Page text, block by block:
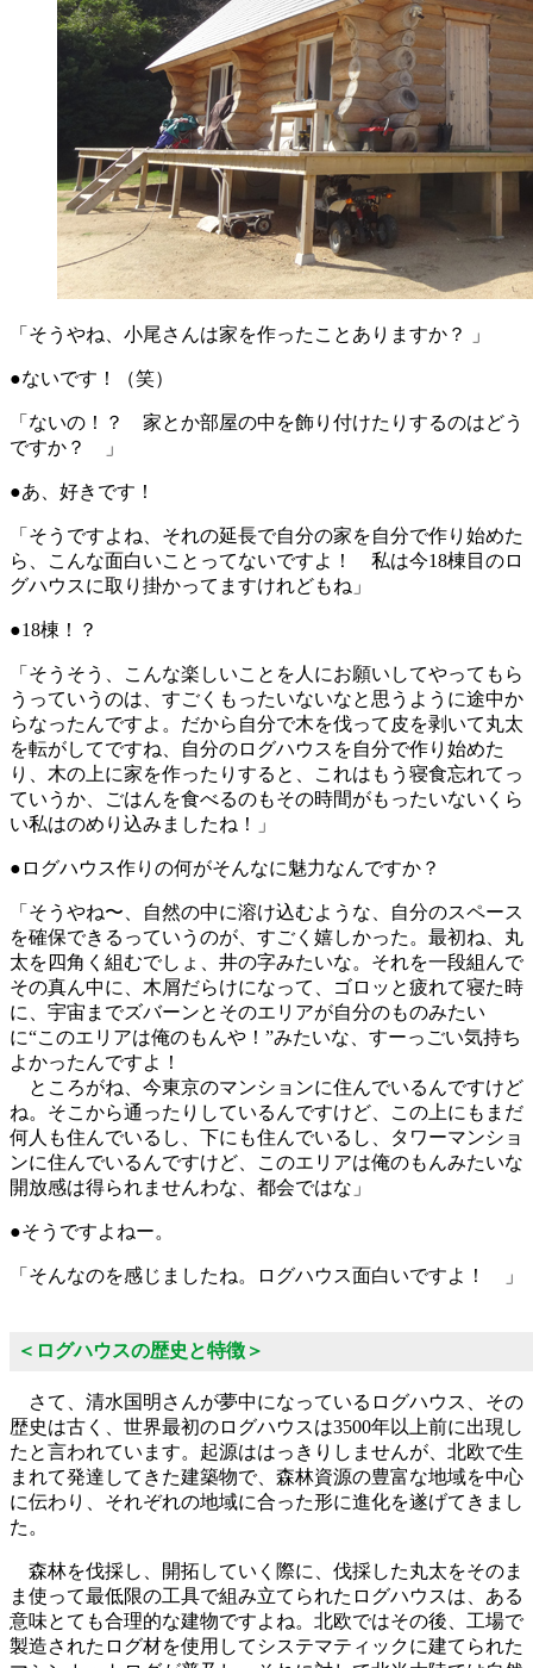
「そうやね、小尾さんは家を作ったことありますか？ 」
●ないです！（笑）
「ないの！？ 家とか部屋の中を飾り付けたりするのはどう
ですか？ 」
●あ、好きです！
「そうですよね、それの延長で自分の家を自分で作り始めた
ら、こんな面白いことってないですよ！ 私は今18棟目のロ
グハウスに取り掛かってますけれどもね」
●18棟！？
「そうそう、こんな楽しいことを人にお願いしてやってもら
うっていうのは、すごくもったいないなと思うように途中か
らなったんですよ。だから自分で木を伐って皮を剥いて丸太
を転がしてですね、自分のログハウスを自分で作り始めた
り、木の上に家を作ったりすると、これはもう寝食忘れてっ
ていうか、ごはんを食べるのもその時間がもったいないくら
い私はのめり込みましたね！」
●ログハウス作りの何がそんなに魅力なんですか？
「そうやね〜、自然の中に溶け込むような、自分のスペース
を確保できるっていうのが、すごく嬉しかった。最初ね、丸
太を四角く組むでしょ、井の字みたいな。それを一段組んで
その真ん中に、木屑だらけになって、ゴロッと疲れて寝た時
に、宇宙までズバーンとそのエリアが自分のものみたい
に“このエリアは俺のもんや！”みたいな、すーっごい気持ち
よかったんですよ！
ところがね、今東京のマンションに住んでいるんですけど
ね。そこから通ったりしているんですけど、この上にもまだ
何人も住んでいるし、下にも住んでいるし、タワーマンショ
ンに住んでいるんですけど、このエリアは俺のもんみたいな
開放感は得られませんわな、都会ではな」
●そうですよねー。
「そんなのを感じましたね。ログハウス面白いですよ！ 」
＜ログハウスの歴史と特徴＞
さて、清水国明さんが夢中になっているログハウス、その
歴史は古く、世界最初のログハウスは3500年以上前に出現し
たと言われています。起源ははっきりしませんが、北欧で生
まれて発達してきた建築物で、森林資源の豊富な地域を中心
に伝わり、それぞれの地域に合った形に進化を遂げてきまし
た。
森林を伐採し、開拓していく際に、伐採した丸太をそのま
ま使って最低限の工具で組み立てられたログハウスは、ある
意味とても合理的な建物ですよね。北欧ではその後、工場で
製造されたログ材を使用してシステマティックに建てられた